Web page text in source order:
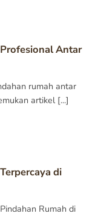
Antar
rumah antar
artikel [...]
di
Rumah di